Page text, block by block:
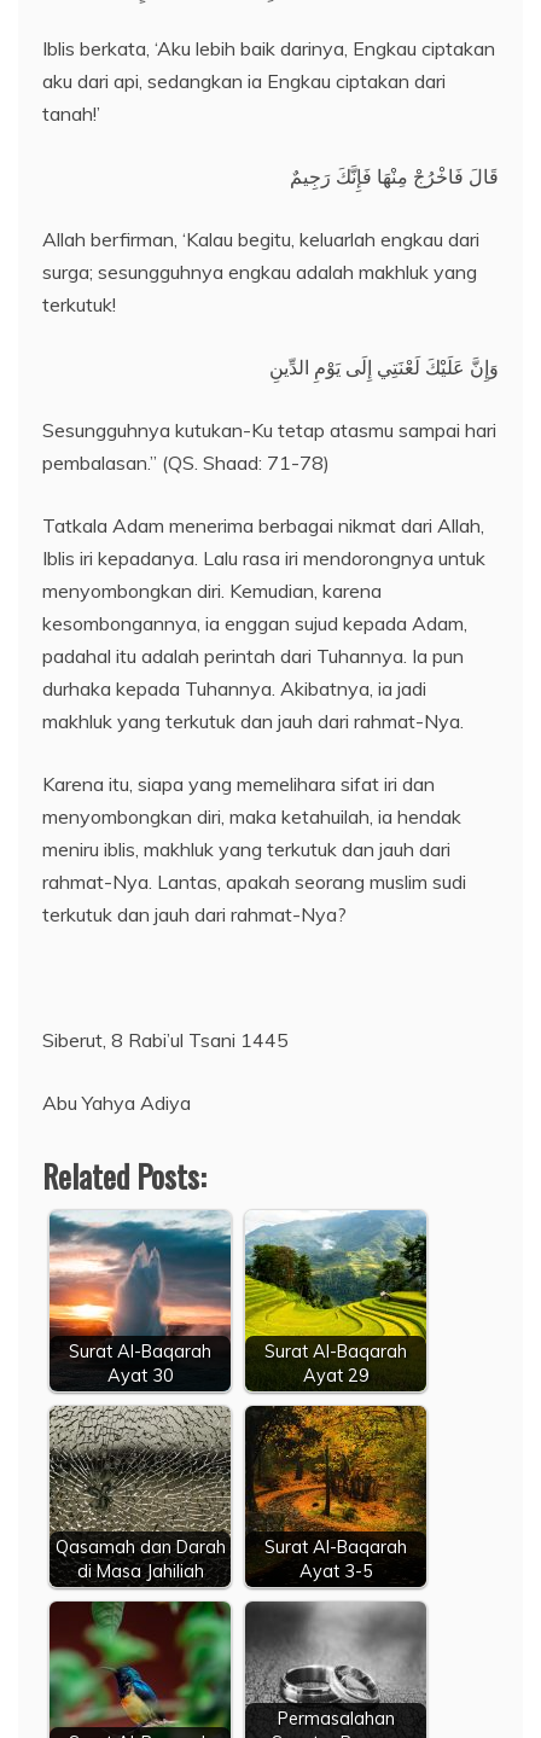
Iblis berkata, ‘Aku lebih baik darinya, Engkau ciptakan
aku dari api, sedangkan ia Engkau ciptakan dari
tanah!’
قَالَ فَاخْرُجْ مِنْهَا فَإِنَّكَ رَجِيمٌ
Allah berfirman, ‘Kalau begitu, keluarlah engkau dari
surga; sesungguhnya engkau adalah makhluk yang
terkutuk!
وَإِنَّ عَلَيْكَ لَعْنَتِي إِلَى يَوْمِ الدِّينِ
Sesungguhnya kutukan-Ku tetap atasmu sampai hari
pembalasan.” (QS. Shaad: 71-78)
Tatkala Adam menerima berbagai nikmat dari Allah,
Iblis iri kepadanya. Lalu rasa iri mendorongnya untuk
menyombongkan diri. Kemudian, karena
kesombongannya, ia enggan sujud kepada Adam,
padahal itu adalah perintah dari Tuhannya. Ia pun
durhaka kepada Tuhannya. Akibatnya, ia jadi
makhluk yang terkutuk dan jauh dari rahmat-Nya.
Karena itu, siapa yang memelihara sifat iri dan
menyombongkan diri, maka ketahuilah, ia hendak
meniru iblis, makhluk yang terkutuk dan jauh dari
rahmat-Nya. Lantas, apakah seorang muslim sudi
terkutuk dan jauh dari rahmat-Nya?
Siberut, 8 Rabi’ul Tsani 1445
Abu Yahya Adiya
Related Posts:
Surat Al-Baqarah
Ayat 30
Surat Al-Baqarah
Ayat 29
Qasamah dan Darah
di Masa Jahiliah
Surat Al-Baqarah
Ayat 3-5
Permasalahan